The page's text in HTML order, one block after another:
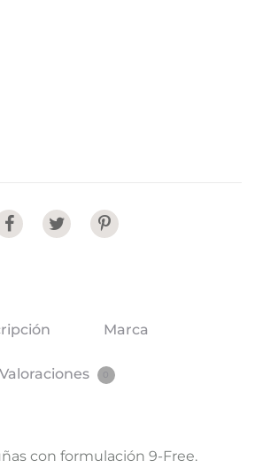
Marca
Valoraciones
con formulación 9-Free.